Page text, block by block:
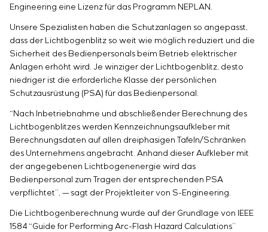
Engineering eine Lizenz für das Programm NEPLAN.
Unsere Spezialisten haben die Schutzanlagen so angepasst,
dass der Lichtbogenblitz so weit wie möglich reduziert und die
Sicherheit des Bedienpersonals beim Betrieb elektrischer
Anlagen erhöht wird. Je winziger der Lichtbogenblitz, desto
niedriger ist die erforderliche Klasse der persönlichen
Schutzausrüstung (PSA) für das Bedienpersonal.
“Nach Inbetriebnahme und abschließender Berechnung des
Lichtbogenblitzes werden Kennzeichnungsaufkleber mit
Berechnungsdaten auf allen dreiphasigen Tafeln/Schränken
des Unternehmens angebracht. Anhand dieser Aufkleber mit
der angegebenen Lichtbogenenergie wird das
Bedienpersonal zum Tragen der entsprechenden PSA
verpflichtet”, — sagt der Projektleiter von S-Engineering.
Die Lichtbogenberechnung wurde auf der Grundlage von IEEE
1584 “Guide for Performing Arc-Flash Hazard Calculations”